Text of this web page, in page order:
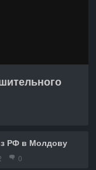
РФ в Молдову
0